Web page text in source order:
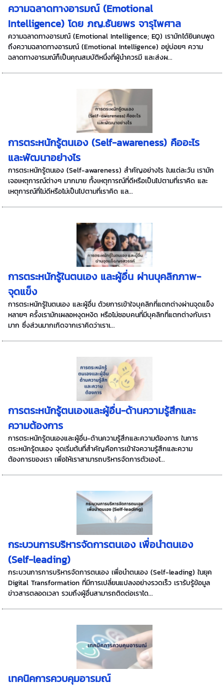
ความฉลาดทางอารมณ์ (Emotional
Intelligence) โดย ภญ.ธันยพร จารุไพศาล
ความฉลาดทางอารมณ์ (Emotional Intelligence; EQ) เรามักได้ยินคนพูด
ถึงความฉลาดทางอารมณ์ (Emotional Intelligence) อยู่บ่อยๆ ความ
ฉลาดทางอารมณ์ก็เป็นคุณสมบัติหนึ่งที่ผู้นำควรมี และส่งผ...
การตระหนักรู้ตนเอง (Self-awareness) คืออะไร
และพัฒนาอย่างไร
การตระหนักรู้ตนเอง (Self-awareness) สำคัญอย่างไร ในแต่ละวัน เรามัก
เจอเหตุการณ์ต่างๆ มากมาย ทั้งเหตุการณ์ที่ดีหรือเป็นไปตามที่เราคิด และ
เหตุการณ์ที่ไม่ดีหรือไม่เป็นไปตามที่เราคิด แล...
การตระหนักรู้ในตนเอง และผู้อื่น ผ่านบุคลิกภาพ-
จุดแข็ง
การตระหนักรู้ในตนเอง และผู้อื่น ด้วยการเข้าใจบุคลิกที่แตกต่างผ่านจุดแข็ง
หลายๆ ครั้งเรามักเผลอหงุดหงิด หรือไม่ชอบคนที่มีบุคลิกที่แตกต่างกับเรา
มาก ซึ่งส่วนมากเกิดจากเราคิดว่าเราเ...
การตระหนักรู้ตนเองและผู้อื่น-ด้านความรู้สึกและ
ความต้องการ
การตระหนักรู้ตนเองและผู้อื่น-ด้านความรู้สึกและความต้องการ ในการ
ตระหนักรู้ตนเอง จุดเริ่มต้นที่สำคัญคือการเข้าใจความรู้สึกและความ
ต้องการของเรา เพื่อให้เราสามารถบริหารจัดการตัวเองไ...
กระบวนการบริหารจัดการตนเอง เพื่อนำตนเอง
(Self-leading)
กระบวนการการบริหารจัดการตนเอง เพื่อนำตนเอง (Self-leading) ในยุค
Digital Transformation ที่มีการเปลี่ยนแปลงอย่างรวดเร็ว เรารับรู้ข้อมูล
ข่าวสารตลอดเวลา รวมถึงผู้อื่นสามารถติดต่อเราได...
เทคนิคการควบคุมอารมณ์